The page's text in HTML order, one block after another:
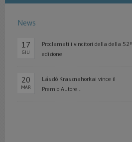
News
17
GIU
Proclamati i vincitori della della 52ª
edizione
20
MAR
László Krasznahorkai vince il
Premio Autore...